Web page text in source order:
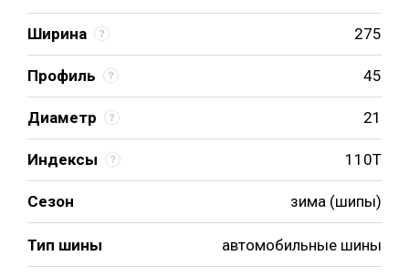
Ширина 275
Профиль 45
Диаметр 21
Индексы 110T
Сезон зима (шипы)
Тип шины автомобильные шины